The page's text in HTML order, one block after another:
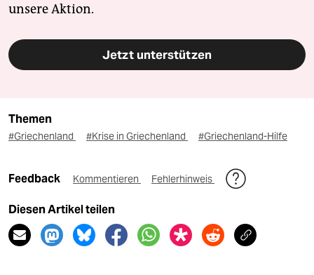
unsere Aktion.
Jetzt unterstützen
Themen
#Griechenland #Krise in Griechenland #Griechenland-Hilfe
Feedback Kommentieren Fehlerhinweis
Diesen Artikel teilen